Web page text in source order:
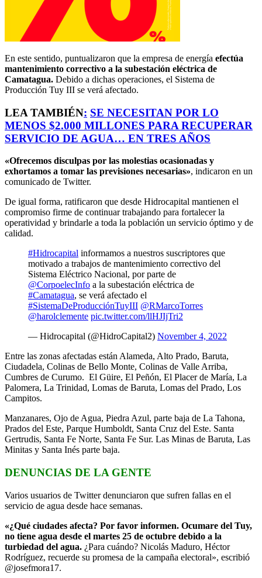
En este sentido, puntualizaron que la empresa de energía efectúa
mantenimiento correctivo a la subestación eléctrica de
Camatagua. Debido a dichas operaciones, el Sistema de
Producción Tuy III se verá afectado.
LEA TAMBIÉN: SE NECESITAN POR LO
MENOS $2.000 MILLONES PARA RECUPERAR
SERVICIO DE AGUA… EN TRES AÑOS
«Ofrecemos disculpas por las molestias ocasionadas y
exhortamos a tomar las previsiones necesarias», indicaron en un
comunicado de Twitter.
De igual forma, ratificaron que desde Hidrocapital mantienen el
compromiso firme de continuar trabajando para fortalecer la
operatividad y brindarle a toda la población un servicio óptimo y de
calidad.
#Hidrocapital informamos a nuestros suscriptores que
motivado a trabajos de mantenimiento correctivo del
Sistema Eléctrico Nacional, por parte de
@CorpoelecInfo a la subestación eléctrica de
#Camatagua, se verá afectado el
#SistemaDeProducciónTuyIII @RMarcoTorres
@harolclemente pic.twitter.com/llHJIjTri2
— Hidrocapital (@HidroCapital2) November 4, 2022
Entre las zonas afectadas están Alameda, Alto Prado, Baruta,
Ciudadela, Colinas de Bello Monte, Colinas de Valle Arriba,
Cumbres de Curumo. El Güire, El Peñón, El Placer de María, La
Palomera, La Trinidad, Lomas de Baruta, Lomas del Prado, Los
Campitos.
Manzanares, Ojo de Agua, Piedra Azul, parte baja de La Tahona,
Prados del Este, Parque Humboldt, Santa Cruz del Este. Santa
Gertrudis, Santa Fe Norte, Santa Fe Sur. Las Minas de Baruta, Las
Minitas y Santa Inés parte baja.
DENUNCIAS DE LA GENTE
Varios usuarios de Twitter denunciaron que sufren fallas en el
servicio de agua desde hace semanas.
«¿Qué ciudades afecta? Por favor informen. Ocumare del Tuy,
no tiene agua desde el martes 25 de octubre debido a la
turbiedad del agua. ¿Para cuándo? Nicolás Maduro, Héctor
Rodríguez, recuerde su promesa de la campaña electoral», escribió
@josefmora17.